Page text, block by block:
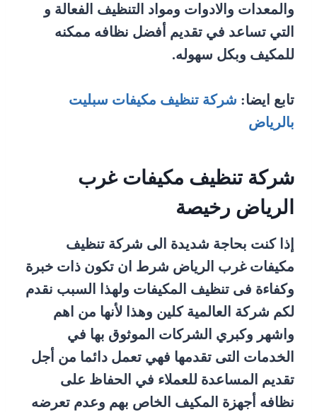
والمعدات والادوات ومواد التنظيف الفعالة و
التي تساعد في تقديم أفضل نظافه ممكنه
للمكيف وبكل سهوله.
تابع ايضا: شركة تنظيف مكيفات سبليت
بالرياض
شركة تنظيف مكيفات غرب
الرياض رخيصة
إذا كنت بحاجة شديدة الى شركة تنظيف
مكيفات غرب الرياض شرط ان تكون ذات خبرة
وكفاءة فى تنظيف المكيفات ولهذا السبب نقدم
لكم شركة العالمية كلين وهذا لأنها من اهم
واشهر وكبري الشركات الموثوق بها في
الخدمات التى تقدمها فهي تعمل دائما من أجل
تقديم المساعدة للعملاء في الحفاظ على
نظافه أجهزة المكيف الخاص بهم وعدم تعرضه